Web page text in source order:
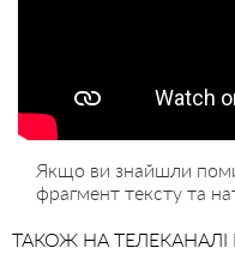
Якщо ви знайшли
фрагмент тексту та
ТАКОЖ НА ТЕЛЕКАНАЛІ